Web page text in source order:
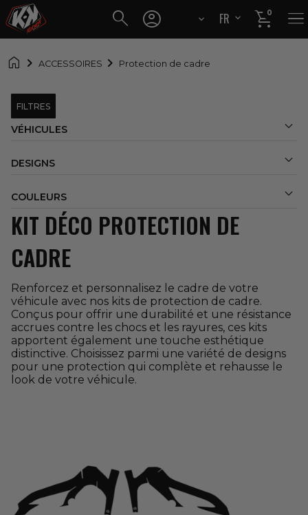
 
FR
EN

0 
 ACCESSOIRES Protection de cadre
FILTRES
VÉHICULES 
DESIGNS 
COULEURS 
KIT DÉCO PROTECTION DE
CADRE
Renforcez et personnalisez le cadre de votre
véhicule avec nos kits de protection de cadre.
Conçus pour offrir une durabilité et une résistance
accrues contre les chocs et les rayures, ces kits
apportent également une touche esthétique
distinctive. Choisissez parmi une variété de designs
pour une protection qui complète et rehausse le
look de votre véhicule.